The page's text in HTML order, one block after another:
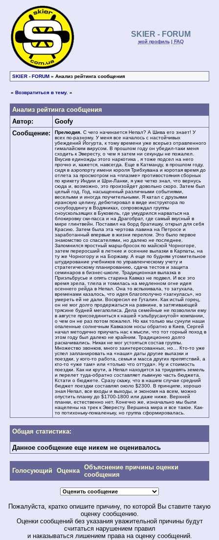
SKIER - FORUM
мой профиль| FAQ
SKIER - FORUM » Анализ рейтинга сообщения
« Возвратиться в тему. »
Анализ рейтинга сообщения
Автор:
Goofy
Сообщение:
Прелюдия. С чего начинается Непал? А Шива его знает! У
всех по-разному. У меня все началось с настойчивых
убеждений Йогурта, к тому времени уже всерьез отравленного
гималайским вирусом. В прошлом году он убедил-таки меня
сходить к Эвересту, о чем я затем ни секунды не пожалел.
Вкусив единожды этого наркотика , я тоже подсел на него
прочно и, кажется, навсегда. Еще в Катманду, в прошлом году,
сидя в аэропорту имени короля Трибхувана и коротая время до
отлета за просмотром на «плазме» противостояния сборных
по крикету Индии и Шри-Ланки, я уже четко знал, что вернусь
сюда и, возможно, это произойдет довольно скоро. Затем был
целый год. Год, насыщенный различными событиями,
веселыми и иногда поучительными. Я катал с друзьями
иранскую целину, дебютировал в виде инструктора по
сноубордингу в Водяниках, сопровождал группы
сноускользящих в Буковель, где умудрился нарваться на
блокировку ски-пасса и на Драгобрат, где самый вкусный в
мире глинтвейн. Поставил на борд братишку, открыл для себя
Красию. Затем была эта чертова лавина на Петросе и
заработанный впервые в жизни перелом. Это было первое
знакомство со спасателями, но далеко не последнее.
Запомнился яростный марш-бросок по майской Чорногоре,
затем переросший в летние и осенние вылазки в Карпаты, на
ту же Чорногору и на Боржаву. А еще по будням утомительное
штудирование учебников по управленческому учету и
стратегическому планированию, сдача тестов и защита
семинаров в бизнес-школе. Традиционная вылазка в
Приэльбрусье и опять старина Кавказ не подвел. И все это
время зрела, тлела и томилась на медленном огне идея
осеннего рейда в Непал. Она то вспыхивала, то затухала,
временами казалось, что идея благополучно «загнулась», но
умереть ей не дали. Воскресил ее Гуталин. Как истый горец,
он не мог долго продержаться на равнине, в затягивающей
трясине будней мегаполиса. Дела семейные не позволили ему
в августе присоединиться к нашей «эльбрусанутой» компании,
о чем он не раз потом пожалел. Но как только мы сунули наши
опаленные солнечным Кавказом носы обратно в Киев, Сергей
начал методично приучать нас к мысли, что тот горный поход в
этом году был далеко не крайним. Традиционно долго
раскачивались. Никак не мог устояться состав группы.
Множество звонков, много заинтересованных, но… Кто-то уже
успел запланировать на «наши» даты другие вылазки и
поездки, у кого-то работа, семья и масса других препятствий, а
кто-то «уже там» или «только что оттуда». Ну и стоимость
поездки. Как ни крути, а Непал находится за тридевять земель
и перелет туда-обратно составляет львиную часть бюджета.
Кстати о бюджете. Сразу скажу, что в нашем случае средний
бюджет поездки составлял около $2300. В принципе, хорошо
зная Непал, все входы и выходы, и экономя на всем, можно
опустить планку до $1700-1800 или даже ниже. Верхней
планки, естественно нет. Конечно же, изначально мы были
нацелены на трек к Эвересту. Вершина мира и все такое. Как-
то потихоньку-помаленьку, но группа сформировалась.
Общая статистика:
Данное сообщение еще никем не оценивалось
Голосующий Оценка Объяснение причины оценки
сообщения
Пожалуйста, кратко опишите причину, по которой Вы ставите такую
оценку сообщению.
Оценки сообщений без указания уважительной причины будут
считаться нарушением правил
и наказываться лишением права на оценку сообщений.